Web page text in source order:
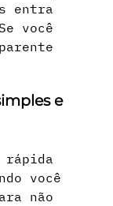
entra
você
e
rápida
você
não